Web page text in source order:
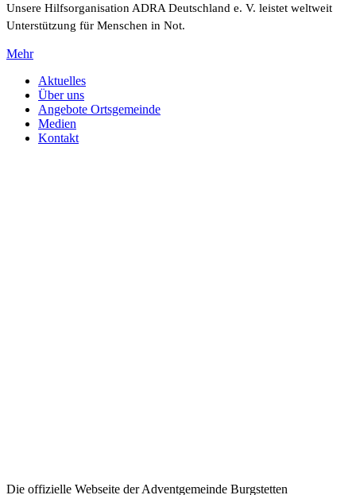
Unsere Hilfsorganisation ADRA Deutschland e. V. leistet weltweit
Unterstützung für Menschen in Not.
Mehr
Aktuelles
Über uns
Angebote Ortsgemeinde
Medien
Kontakt
Die offizielle Webseite der Adventgemeinde Burgstetten